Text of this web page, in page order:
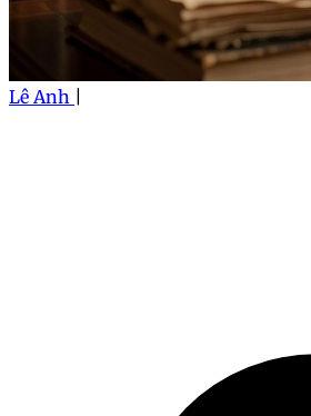
Lê Anh